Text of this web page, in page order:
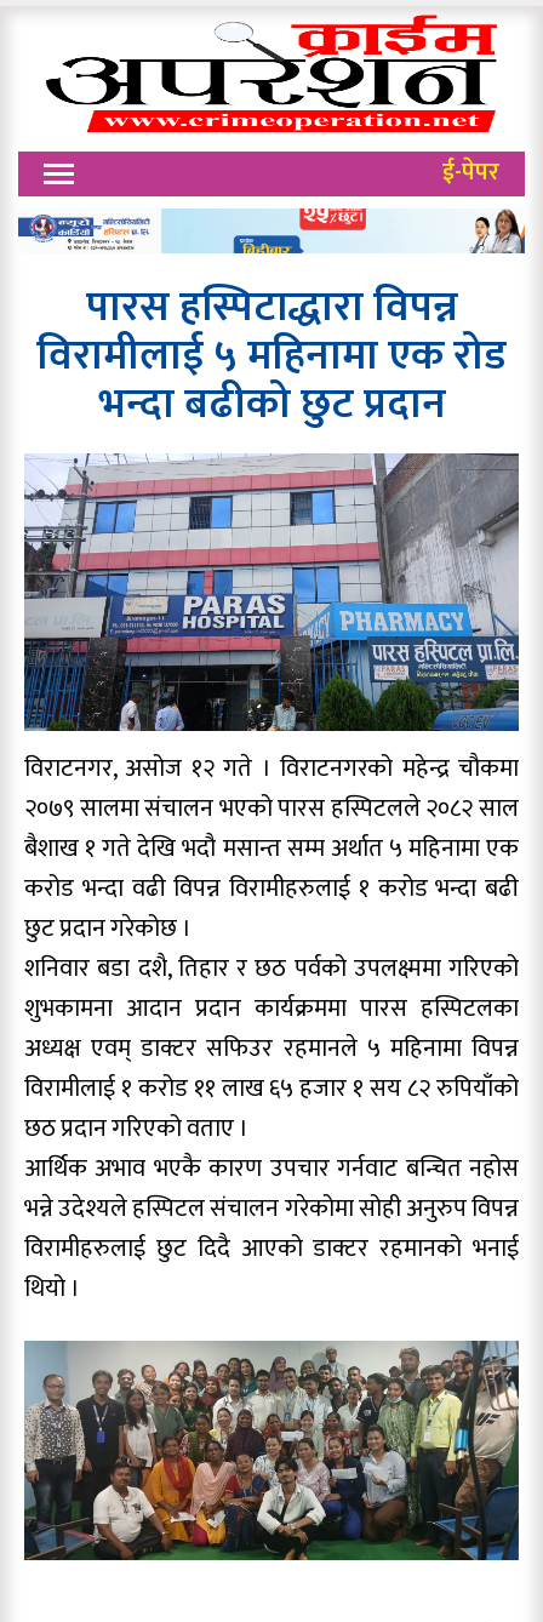
ई-पेपर
पारस हस्पिटाद्धारा विपन्न
विरामीलाई ५ महिनामा एक रोड
भन्दा बढीको छुट प्रदान
विराटनगर, असोज १२ गते । विराटनगरको महेन्द्र चौकमा
२०७९ सालमा संचालन भएको पारस हस्पिटलले २०८२ साल
बैशाख १ गते देखि भदौ मसान्त सम्म अर्थात ५ महिनामा एक
करोड भन्दा वढी विपन्न विरामीहरुलाई १ करोड भन्दा बढी
छुट प्रदान गरेकोछ ।
शनिवार बडा दशै, तिहार र छठ पर्वको उपलक्ष्ममा गरिएको
शुभकामना आदान प्रदान कार्यक्रममा पारस हस्पिटलका
अध्यक्ष एवम् डाक्टर सफिउर रहमानले ५ महिनामा विपन्न
विरामीलाई १ करोड ११ लाख ६५ हजार १ सय ८२ रुपियाँको
छठ प्रदान गरिएको वताए ।
आर्थिक अभाव भएकै कारण उपचार गर्नवाट बन्चित नहोस
भन्ने उदेश्यले हस्पिटल संचालन गरेकोमा सोही अनुरुप विपन्न
विरामीहरुलाई छुट दिदै आएको डाक्टर रहमानको भनाई
थियो ।